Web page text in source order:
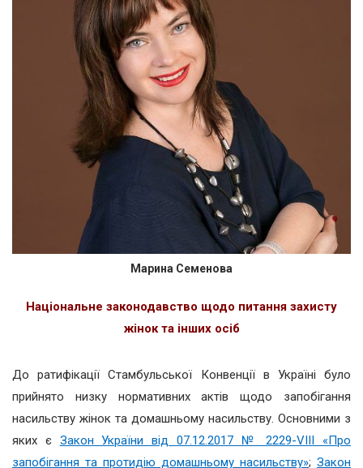
Марина Семенова
Національне законодавство щодо питання захисту
жінок та інших осіб
До ратифікації Стамбульської Конвенції в Україні було
прийнято низку нормативних актів щодо запобігання
насильству жінок та домашньому насильству. Основними з
яких є Закон України від 07.12.2017 № 2229-VIII «Про
запобігання та протидію домашньому насильству»; Закон